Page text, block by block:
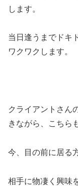
します。
当日逢うまでドキ
ワクワクします。
クライアントさん
きながら、こちら
今、目の前に居る
相手に物凄く興味